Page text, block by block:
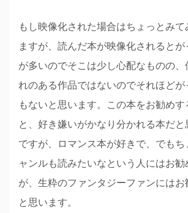
もし映像化された場合はちょっとみ
ますが、読んだ本が映像化されるとが
が多いのでそこは少し心配なものの、
れのある作品ではないのでそれほどが
もないと思います。この本をお勧め
と、好き嫌いがかなり分かれる本だ
ですが、ロマンス本が好きで、でも
ャンルも読みたいなという人にはお
が、生粋のファンタジーファンには
と思います。